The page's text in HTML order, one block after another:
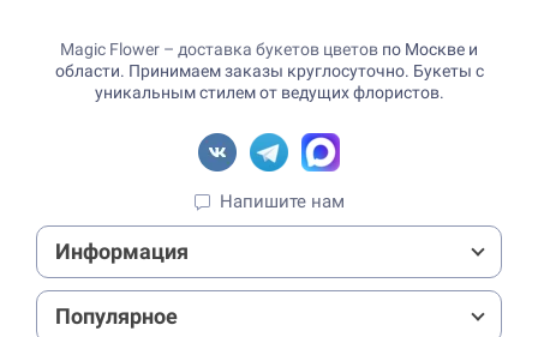
Magic Flower – доставка букетов цветов по Москве и
области. Принимаем заказы круглосуточно. Букеты с
уникальным стилем от ведущих флористов.
Напишите нам
Информация
Популярное